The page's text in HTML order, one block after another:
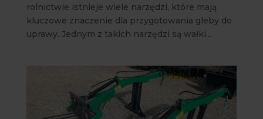
rolnictwie istnieje wiele narzędzi, które mają
kluczowe znaczenie dla przygotowania gleby do
uprawy. Jednym z takich narzędzi są wałki...